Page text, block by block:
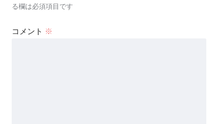
る欄は必須項目です
コメント ※